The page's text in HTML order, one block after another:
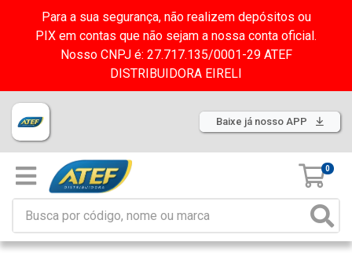
Para a sua segurança, não realizem depósitos ou
PIX em contas que não sejam a nossa conta oficial.
Nosso CNPJ é: 27.717.135/0001-29 ATEF
DISTRIBUIDORA EIRELI
Baixe já nosso APP
0